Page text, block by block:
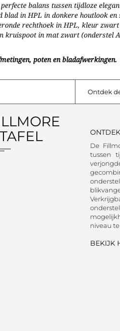
balans tussen tijdloze
blad in HPL in donkere houtlook
rechthoek in HPL, kleur
kruispoot in mat zwart (onderstel
poten en bladafwerkingen.
Ontdek
De
tussen
niveau te
BEKIJK